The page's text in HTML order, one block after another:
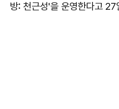
방: 천근성'을 운영한다고 27